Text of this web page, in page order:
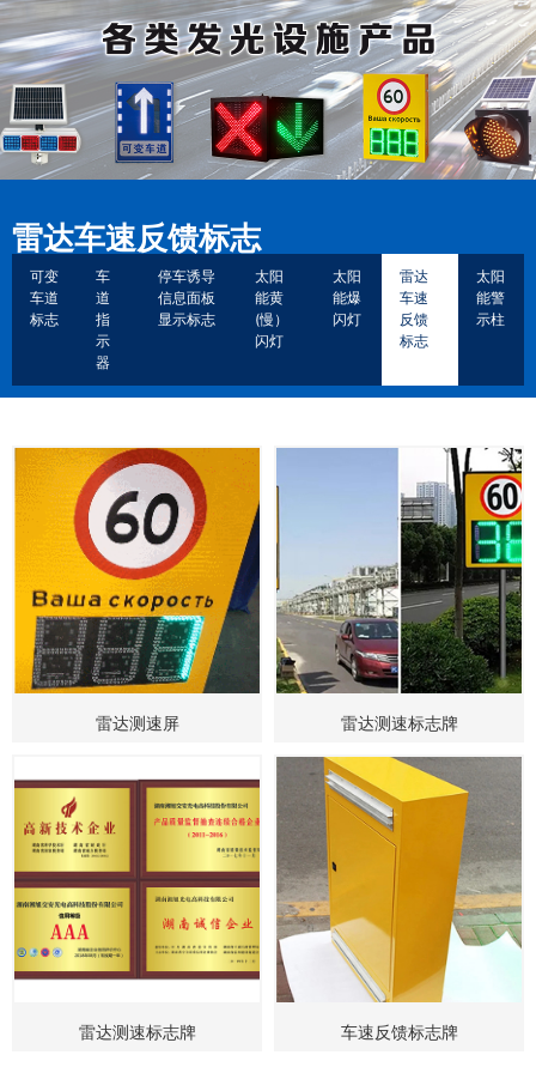
雷达车速反馈标志
可变
车道
标志
车
道
指
示
器
停车诱导
信息面板
显示标志
太阳
能黄
(慢）
闪灯
太阳
能爆
闪灯
雷达
车速
反馈
标志
太阳
能警
示柱
雷达测速屏 雷达测速标志牌
雷达测速标志牌 车速反馈标志牌